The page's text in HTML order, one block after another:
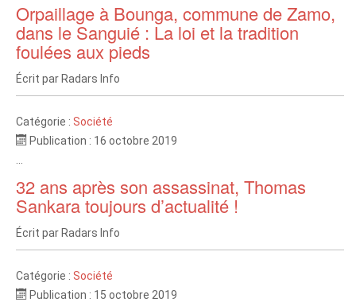
Orpaillage à Bounga, commune de Zamo,
dans le Sanguié : La loi et la tradition
foulées aux pieds
Écrit par Radars Info
Catégorie : Société
Publication : 16 octobre 2019
32 ans après son assassinat, Thomas
Sankara toujours d’actualité !
Écrit par Radars Info
Catégorie : Société
Publication : 15 octobre 2019